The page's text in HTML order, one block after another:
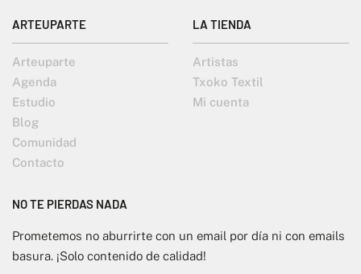
ARTEUPARTE
Arteuparte
Agenda
Estudio
Blog
Comunidad
Contacto
LA TIENDA
Artistas
Txoko Textil
Mi cuenta
NO TE PIERDAS NADA
Prometemos no aburrirte con un email por día ni con emails
basura. ¡Solo contenido de calidad!